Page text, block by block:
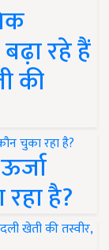
रहे हैं
की
है?